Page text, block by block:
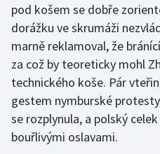
pod košem se dobře
dorážku ve skrumáži
marně reklamoval, že
za což by teoreticky mohl
technického koše. Pár
gestem nymburské
se rozplynula, a polský
bouřlivými oslavami.